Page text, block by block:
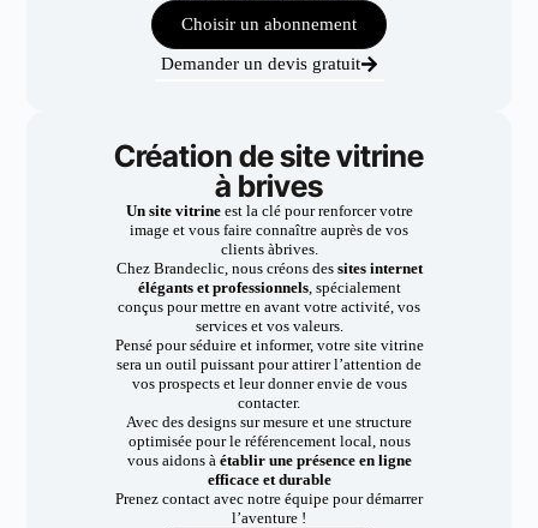
Choisir un abonnement
Demander un devis gratuit
Création de site vitrine
à brives
Un site vitrineest la clé pour renforcer votre
image et vous faire connaître auprès de vos
clients àbrives.
Chez Brandeclic, nous créons dessites internet
élégants et professionnels, spécialement
conçus pour mettre en avant votre activité, vos
services et vos valeurs.
Pensé pour séduire et informer, votre site vitrine
sera un outil puissant pour attirer l’attention de
vos prospects et leur donner envie de vous
contacter.
Avec des designs sur mesure et une structure
optimisée pour le référencement local, nous
vous aidons à établir une présence en ligne
efficace et durable
Prenez contact avec notre équipe pour démarrer
l’aventure !